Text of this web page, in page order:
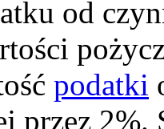
od
podatki
przez 2%.